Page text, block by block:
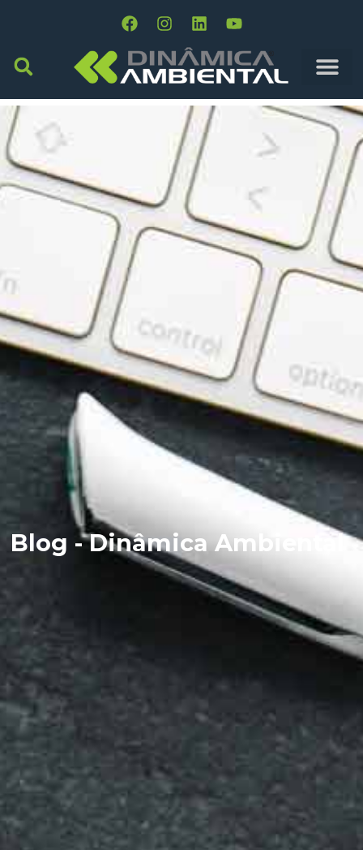
Blog - Dinâmica Ambiental